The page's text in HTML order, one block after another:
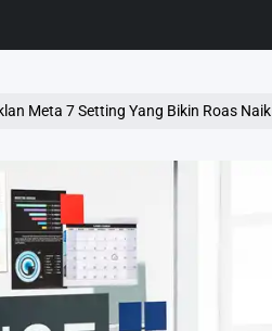
Meta 7 Setting Yang Bikin Roas Naik